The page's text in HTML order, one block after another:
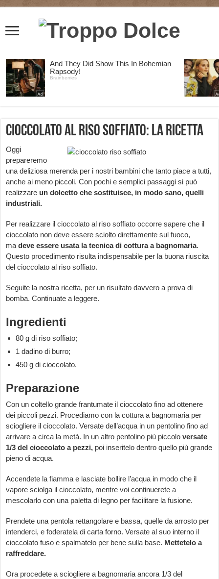
Cioccolato al riso soffiato: la ricetta
Oggi
prepareremo
una deliziosa merenda per i nostri bambini che tanto piace a tutti,
anche ai meno piccoli. Con pochi e semplici passaggi si può
realizzare un dolcetto che sostituisce, in modo sano, quelli
industriali.
Per realizzare il cioccolato al riso soffiato occorre sapere che il
cioccolato non deve essere sciolto direttamente sul fuoco,
madeve essere usata la tecnica di cottura a bagnomaria.
Questo procedimento risulta indispensabile per la buona riuscita
del cioccolato al riso soffiato.
Seguite la nostra ricetta, per un risultato davvero a prova di
bomba. Continuate a leggere.
Ingredienti
80 g di riso soffiato;
1 dadino di burro;
450 g di cioccolato.
Preparazione
Con un coltello grande frantumate il cioccolato fino ad ottenere
dei piccoli pezzi. Procediamo con la cottura a bagnomaria per
sciogliere il cioccolato. Versate dell’acqua in un pentolino fino ad
arrivare a circa la metà. In un altro pentolino più piccolo versate
1/3 del cioccolato a pezzi, poi inseritelo dentro quello più grande
pieno di acqua.
Accendete la fiamma e lasciate bollire l’acqua in modo che il
vapore sciolga il cioccolato, mentre voi continuerete a
mescolarlo con una paletta di legno per facilitare la fusione.
Prendete una pentola rettangolare e bassa, quelle da arrosto per
intenderci, e foderatela di carta forno. Versate al suo interno il
cioccolato fuso e spalmatelo per bene sulla base. Mettetelo a
raffreddare.
Ora procedete a sciogliere a bagnomaria ancora 1/3 del